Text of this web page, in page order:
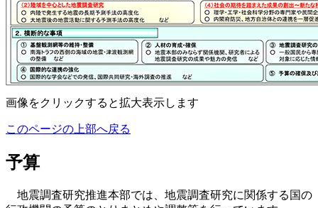
画像をクリックすると拡大表示します
このページの上部へ戻る
予算
地震調査研究推進本部では、地震調査研究に関係する国の